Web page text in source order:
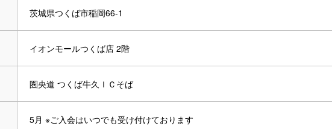
茨城県つくば市稲岡66-1
イオンモールつくば店 2階
圏央道 つくば牛久ＩＣそば
5月 ※ご入会はいつでも受け付けております